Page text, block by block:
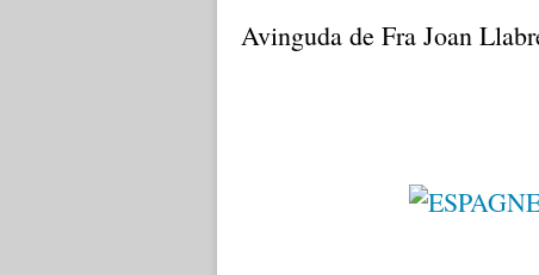
Avinguda de Fra Joan